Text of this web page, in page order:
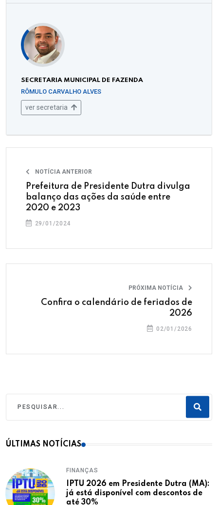
SECRETARIA MUNICIPAL DE FAZENDA
RÔMULO CARVALHO ALVES
ver secretaria
NOTÍCIA ANTERIOR
Prefeitura de Presidente Dutra divulga
balanço das ações da saúde entre
2020 e 2023
29/01/2024
PRÓXIMA NOTÍCIA
Confira o calendário de feriados de
2026
02/01/2026
ÚLTIMAS NOTÍCIAS
FINANÇAS
IPTU 2026 em Presidente Dutra (MA):
já está disponível com descontos de
até 30%